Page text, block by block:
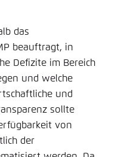
das
beauftragt, in
Defizite im Bereich
und welche
und
sollte
von
der